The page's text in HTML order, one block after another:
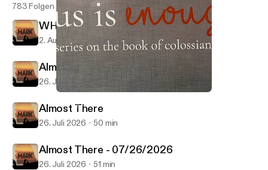
Weekly Service
783 Folgen
WHEN? - 08/02/2026
2. Aug. 2026 52 min
Almost There
26. Juli 2026
Almost There
26. Juli 2026 50 min
Almost There - 07/26/2026
26. Juli 2026 51 min